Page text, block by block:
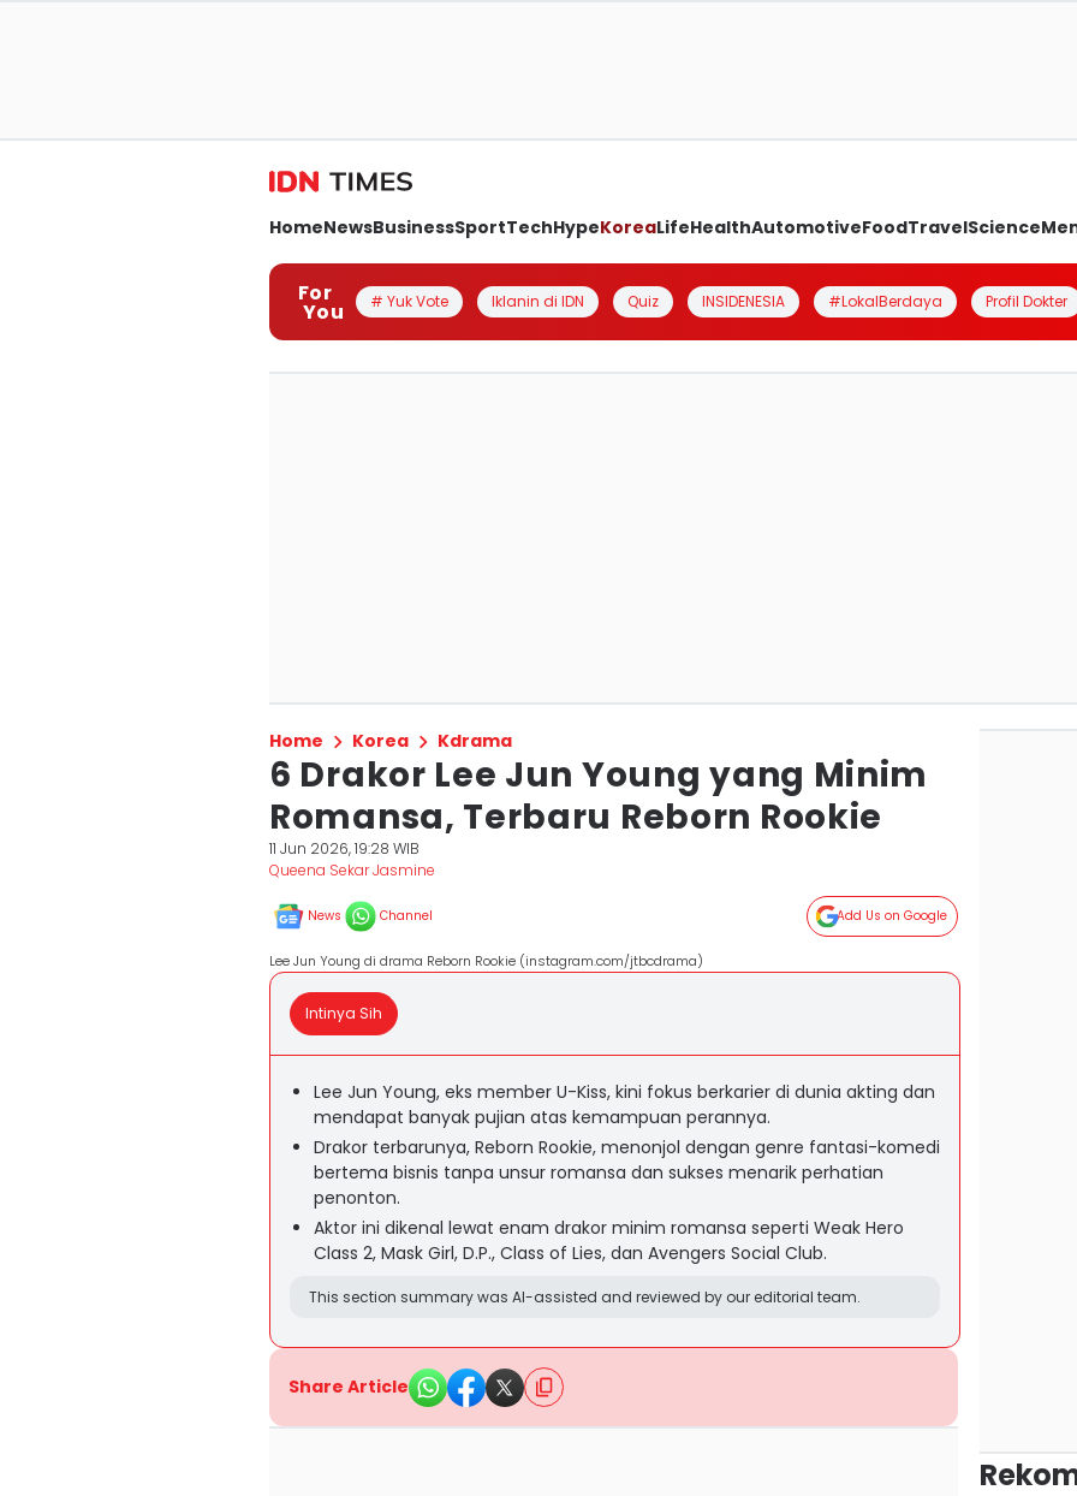
HomeNewsBusinessSportTechHypeKoreaLifeHealthAutomotiveFoodTravelScience
For
You # Yuk Vote Iklanin di IDN Quiz INSIDENESIA #LokalBerdaya Profil Dokter
Home Korea Kdrama
6 Drakor Lee Jun Young yang Minim
Romansa, Terbaru Reborn Rookie
11 Jun 2026, 19:28 WIB
Queena Sekar Jasmine
News Channel Add Us on Google
Lee Jun Young di drama Reborn Rookie (instagram.com/jtbcdrama)
Intinya Sih
Lee Jun Young, eks member U-Kiss, kini fokus berkarier di dunia akting dan
mendapat banyak pujian atas kemampuan perannya.
Drakor terbarunya, Reborn Rookie, menonjol dengan genre fantasi-komedi
bertema bisnis tanpa unsur romansa dan sukses menarik perhatian
penonton.
Aktor ini dikenal lewat enam drakor minim romansa seperti Weak Hero
Class 2, Mask Girl, D.P., Class of Lies, dan Avengers Social Club.
This section summary was AI-assisted and reviewed by our editorial team.
Share Article